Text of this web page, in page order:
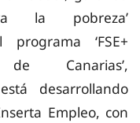
la pobreza’
programa ‘FSE+
Canarias’,
desarrollando
Empleo, con